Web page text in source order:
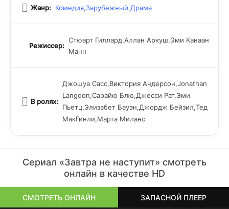
Жанр: Комедия,Зарубежный,Драма
Режиссер:
Стюарт Гиллард,Аллан Аркуш,Эми Канаан
Манн
В ролях:
Джошуа Сасс,Виктория Андерсон,Jonathan
Langdon,Сарайю Блю,Джесси Рат,Эми
Пьетц,Элизабет Бауэн,Джордж Бейзил,Тед
МакГинли,Марта Миланс
Сериал «Завтра не наступит» смотреть
онлайн в качестве HD
СМОТРЕТЬ ОНЛАЙН ЗАПАСНОЙ ПЛЕЕР